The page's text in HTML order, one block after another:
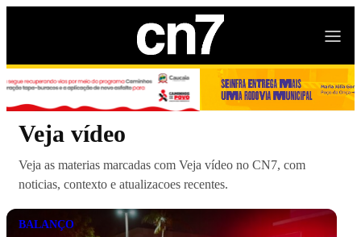
Veja vídeo
Veja as materias marcadas com Veja vídeo no CN7, com
noticias, contexto e atualizacoes recentes.
BALANÇO